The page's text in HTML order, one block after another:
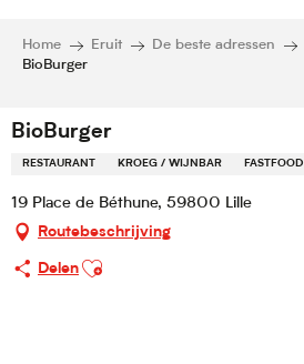
Home Eruit De beste adressen
BioBurger
BioBurger
RESTAURANT KROEG / WIJNBAR FASTFOOD
19 Place de Béthune, 59800 Lille
Routebeschrijving
Delen
Ajouter aux favoris